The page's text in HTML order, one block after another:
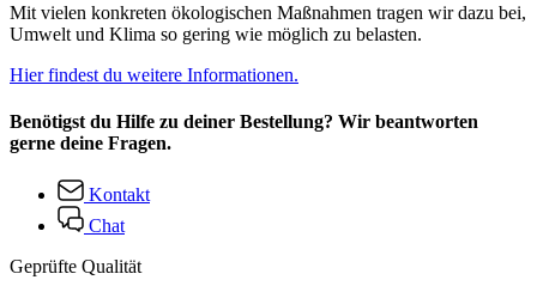
Mit vielen konkreten ökologischen Maßnahmen tragen wir dazu bei,
Umwelt und Klima so gering wie möglich zu belasten.
Hier findest du weitere Informationen.
Benötigst du Hilfe zu deiner Bestellung? Wir beantworten
gerne deine Fragen.
Kontakt
Chat
Geprüfte Qualität